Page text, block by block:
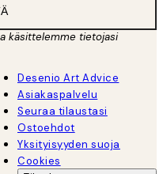
käsittelemme tietojasi
Desenio Art Advice
Asiakaspalvelu
Seuraa tilaustasi
Ostoehdot
Yksityisyyden suoja
Cookies